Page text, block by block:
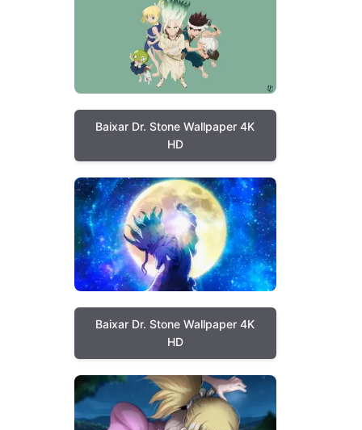
Baixar Dr. Stone Wallpaper 4K
HD
Baixar Dr. Stone Wallpaper 4K
HD